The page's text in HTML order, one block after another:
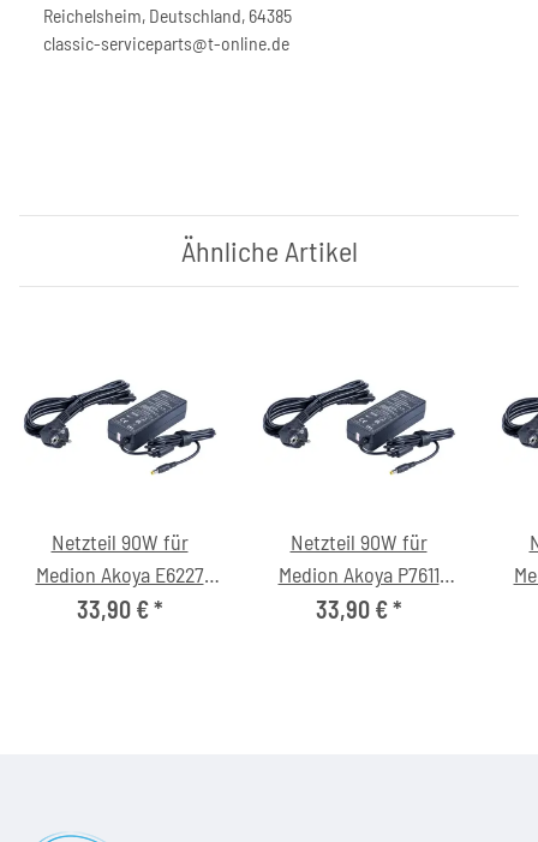
Reichelsheim, Deutschland, 64385
classic-serviceparts@t-online.de
Ähnliche Artikel
Netzteil 90W für
Medion Akoya E6227
(MD98097) Notebook
33,90 €*
Netzteil 90W für
Medion Akoya P7611
(MD97288) Notebook
33,90 €*